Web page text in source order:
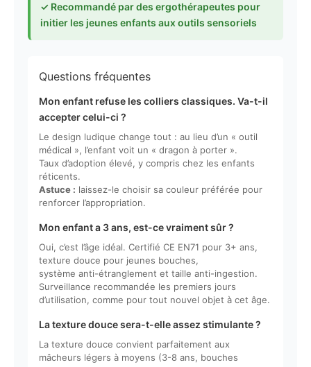
✓ Recommandé par des ergothérapeutes pour
initier les jeunes enfants aux outils sensoriels
Questions fréquentes
Mon enfant refuse les colliers classiques. Va-t-il
accepter celui-ci ?
Le design ludique change tout : au lieu d’un « outil
médical », l’enfant voit un « dragon à porter ».
Taux d’adoption élevé, y compris chez les enfants
réticents.
Astuce : laissez-le choisir sa couleur préférée pour
renforcer l’appropriation.
Mon enfant a 3 ans, est-ce vraiment sûr ?
Oui, c’est l’âge idéal. Certifié CE EN71 pour 3+ ans,
texture douce pour jeunes bouches,
système anti-étranglement et taille anti-ingestion.
Surveillance recommandée les premiers jours
d’utilisation, comme pour tout nouvel objet à cet âge.
La texture douce sera-t-elle assez stimulante ?
La texture douce convient parfaitement aux
mâcheurs légers à moyens (3-8 ans, bouches